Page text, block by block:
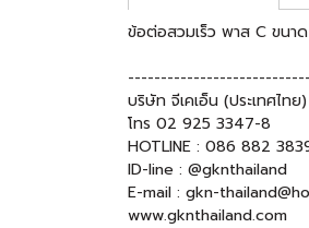
ข้อต่อสวมเร็ว พาส C ขนา
บริษัท จีเคเอ็น (ประเทศไท
โทร 02 925 3347-8
HOTLINE : 086 882
ID-line : @gknthailand
E-mail : gkn-
www.gknthailand.com